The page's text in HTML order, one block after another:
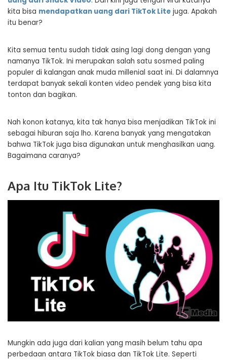
kita bisa mendapatkan uang dari TikTok Lite juga. Apakah
itu benar?
Kita semua tentu sudah tidak asing lagi dong dengan yang
namanya TikTok. Ini merupakan salah satu sosmed paling
populer di kalangan anak muda millenial saat ini. Di dalamnya
terdapat banyak sekali konten video pendek yang bisa kita
tonton dan bagikan.
Nah konon katanya, kita tak hanya bisa menjadikan TikTok ini
sebagai hiburan saja lho. Karena banyak yang mengatakan
bahwa TikTok juga bisa digunakan untuk menghasilkan uang.
Bagaimana caranya?
Apa Itu TikTok Lite?
Mungkin ada juga dari kalian yang masih belum tahu apa
perbedaan antara TikTok biasa dan TikTok Lite. Seperti